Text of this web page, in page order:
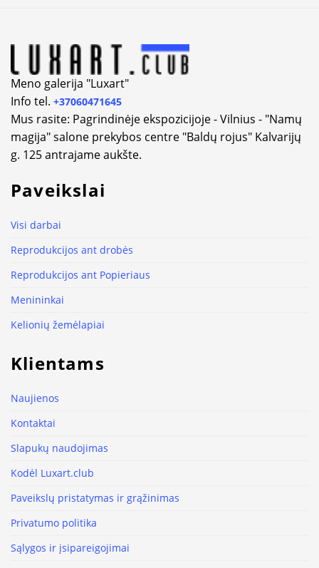
Meno galerija "Luxart"
Info tel. +37060471645
Mus rasite: Pagrindinėje ekspozicijoje - Vilnius - "Namų
magija" salone prekybos centre "Baldų rojus" Kalvarijų
g. 125 antrajame aukšte.
Paveikslai
Visi darbai
Reprodukcijos ant drobės
Reprodukcijos ant Popieriaus
Menininkai
Kelionių žemėlapiai
Klientams
Naujienos
Kontaktai
Slapukų naudojimas
Kodėl Luxart.club
Paveikslų pristatymas ir grąžinimas
Privatumo politika
Sąlygos ir įsipareigojimai